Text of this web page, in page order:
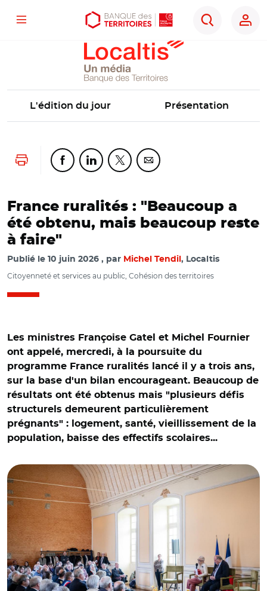
Aller
Aller
Ouvrir
d'accessibilité
Menu
Rechercher
Localtis
L'édition du jour Présentation
Lancer l'impressionPartager cette page sur Facebook
Partager cette page sur Linkedin
Partager cette page sur Twitter
Partager cette page sur
France ruralités : "Beaucoup a
été obtenu, mais beaucoup reste
à faire"
Publié le 10 juin 2026 par Michel Tendil , Localtis
Citoyenneté et services au public, Cohésion des territoires
Les ministres Françoise Gatel et Michel Fournier
ont appelé, mercredi, à la poursuite du
programme France ruralités lancé il y a trois ans,
sur la base d'un bilan encourageant. Beaucoup de
résultats ont été obtenus mais "plusieurs défis
structurels demeurent particulièrement
prégnants" : logement, santé, vieillissement de la
population, baisse des effectifs scolaires...
© @FrancoiseGatel/ Françoise Gatel et Michel Fournier